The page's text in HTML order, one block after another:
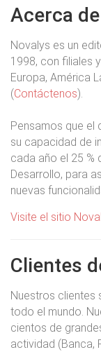
Acerca
Novalys es un
1998, con filiales
Europa, América
(Contáctenos).
Pensamos que el
su capacidad de
cada año el 25 %
Desarrollo, para
nuevas
Visite el sitio
Clientes
Nuestros clientes
todo el mundo.
cientos de
actividad (Banca,